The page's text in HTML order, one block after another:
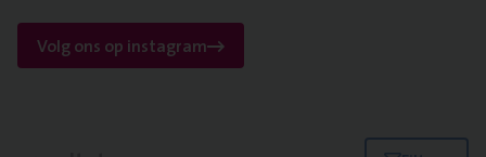
Volg ons op instagram